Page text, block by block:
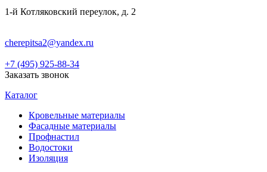
1-й Котляковский переулок, д. 2
cherepitsa2@yandex.ru
+7 (495) 925-88-34
Заказать звонок
Каталог
Кровельные материалы
Фасадные материалы
Профнастил
Водостоки
Изоляция